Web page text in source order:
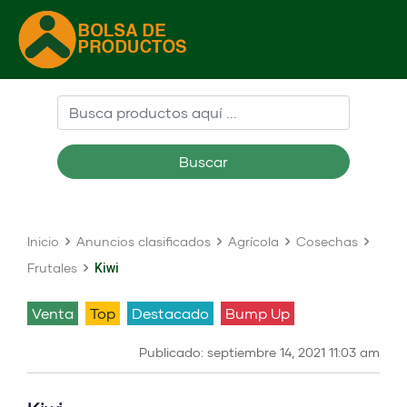
Buscar
Inicio Anuncios clasificados Agrícola
Cosechas
Frutales
Kiwi
venta Top Destacado Bump Up
Publicado: septiembre 14, 2021 11:03 am